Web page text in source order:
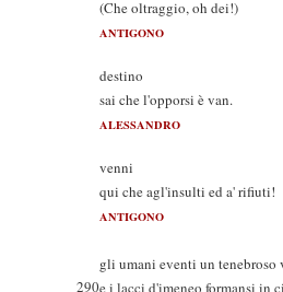
(Che oltraggio, oh dei!)
ANTIGONO
destino
sai che l'opporsi è van.
ALESSANDRO
Dunque
venni
qui che agl'insulti ed a' rifiuti!
ANTIGONO
gli umani eventi un tenebroso
290e i lacci d'imeneo formansi in